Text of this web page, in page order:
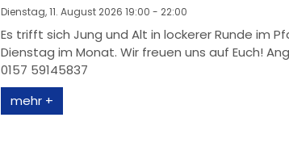
Dienstag, 11. August 2026 19:00 - 22:00
Es trifft sich Jung und Alt in lockerer Runde im
Dienstag im Monat. Wir freuen uns auf Euch!
0157 59145837
mehr +